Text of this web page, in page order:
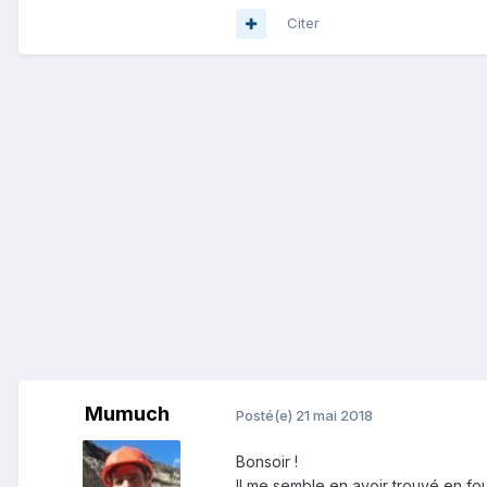
Citer
Mumuch Posté(e) 21 mai 2018
Bonsoir !